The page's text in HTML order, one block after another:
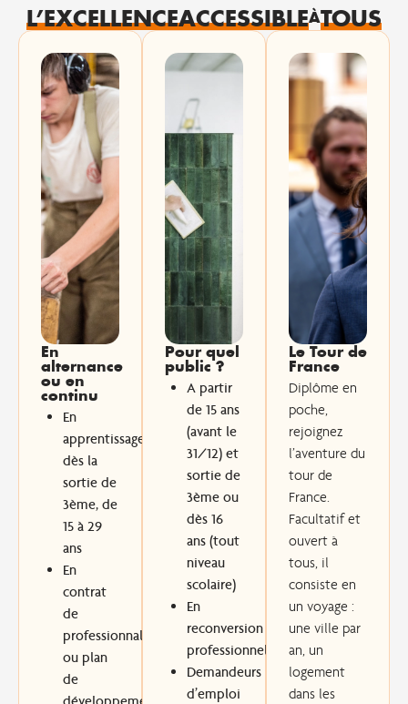
L’EXCELLENCEACCESSIBLEÀTOUS
En
alternance
ou en
continu
En
apprentissage,
dès la
sortie de
3ème, de
15 à 29
ans
En
contrat
de
professionnalisation
ou plan
de
Pour quel
public ?
A partir
de 15 ans
(avant le
31/12) et
sortie de
3ème ou
dès 16
ans (tout
niveau
scolaire)
En
reconversion
professionnelle
Demandeurs
d’emploi
Le Tour de
France
Diplôme en
poche,
rejoignez
l’aventure du
tour de
France.
Facultatif et
ouvert à
tous, il
consiste en
un voyage :
une ville par
an, un
logement
dans les